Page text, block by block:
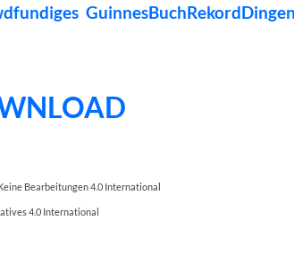
Bearbeitungen 4.0 International
4.0 International